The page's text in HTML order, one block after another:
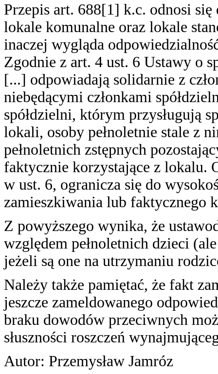
Przepis art. 688[1] k.c. odnosi
lokale komunalne oraz lokale
inaczej wygląda
Zgodnie z art. 4 ust. 6 Ustawy o
[...] odpowiadają solidarnie z
niebędącymi członkami
spółdzielni, którym przysługują
lokali, osoby pełnoletnie stale z
pełnoletnich zstępnych
faktycznie korzystające z lokalu.
w ust. 6, ogranicza się do
zamieszkiwania lub faktycznego
Z powyższego wynika, że
względem pełnoletnich dzieci
jeżeli są one na utrzymaniu
Należy także pamiętać, że fakt
jeszcze zameldowanego
braku dowodów przeciwnych
słuszności roszczeń
Autor: Przemysław Jamróz